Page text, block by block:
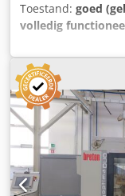
Toestand: goed
volledig
,
mm, totale
bedrijfsdruk:
ingangsfrequentie:
toerental (max.):
in goede staat,
bediening. Nieuw
getest. Voorste
worden